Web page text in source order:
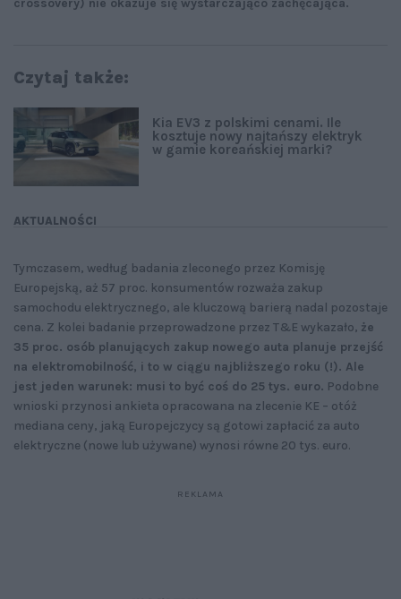
Czytaj także:
AKTUALNOŚCI
Kia EV3 z polskimi cenami. Ile
kosztuje nowy najtańszy elektryk
w gamie koreańskiej marki?
Tymczasem, według badania zleconego przez Komisję
Europejską, aż 57 proc. konsumentów rozważa zakup
samochodu elektrycznego, ale kluczową barierą nadal pozostaje
cena. Z kolei badanie przeprowadzone przez T&E wykazało, że
35 proc. osób planujących zakup nowego auta planuje przejść
na elektromobilność, i to w ciągu najbliższego roku (!). Ale
jest jeden warunek: musi to być coś do 25 tys. euro. Podobne
wnioski przynosi ankieta opracowana na zlecenie KE – otóż
mediana ceny, jaką Europejczycy są gotowi zapłacić za auto
elektryczne (nowe lub używane) wynosi równe 20 tys. euro.